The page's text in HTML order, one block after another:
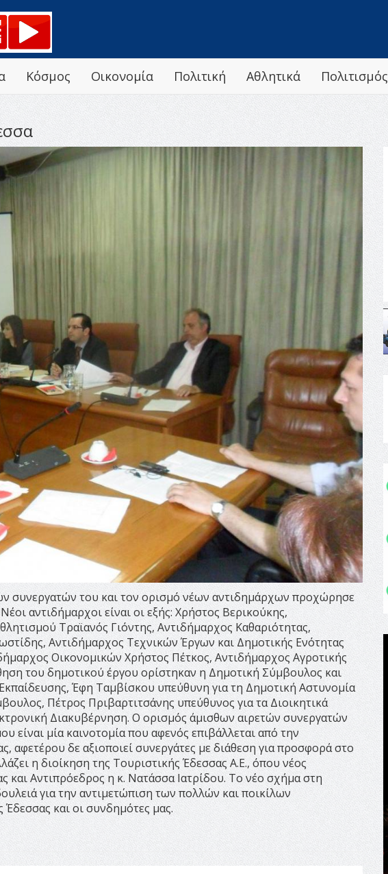
Κόσμος Οικονομία Πολιτική Αθλητικά Πολιτισμός
συνεργατών του και τον ορισμό νέων αντιδημάρχων προχώρησε
αντιδήμαρχοι είναι οι εξής: Χρήστος Βερικούκης,
Τραϊανός Γιόντης, Αντιδήμαρχος Καθαριότητας,
Αντιδήμαρχος Τεχνικών Έργων και Δημοτικής Ενότητας
Οικονομικών Χρήστος Πέτκος, Αντιδήμαρχος Αγροτικής
του δημοτικού έργου ορίστηκαν η Δημοτική Σύμβουλος και
Έφη Ταμβίσκου υπεύθυνη για τη Δημοτική Αστυνομία
Πέτρος Πριβαρτιτσάνης υπεύθυνος για τα Διοικητικά
Διακυβέρνηση. Ο ορισμός άμισθων αιρετών συνεργατών
είναι μία καινοτομία που αφενός επιβάλλεται από την
αφετέρου δε αξιοποιεί συνεργάτες με διάθεση για προσφορά στο
η διοίκηση της Τουριστικής Έδεσσας Α.Ε., όπου νέος
και Αντιπρόεδρος η κ. Νατάσσα Ιατρίδου. Το νέο σχήμα στη
για την αντιμετώπιση των πολλών και ποικίλων
και οι συνδημότες μας.